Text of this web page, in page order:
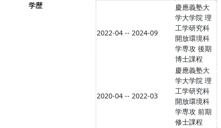
学歴
2022-04 -- 2024-09
慶應義塾大
学大学院 理
工学研究科
開放環境科
学専攻 後期
博士課程
2020-04 -- 2022-03
慶應義塾大
学大学院 理
工学研究科
開放環境科
学専攻 前期
修士課程